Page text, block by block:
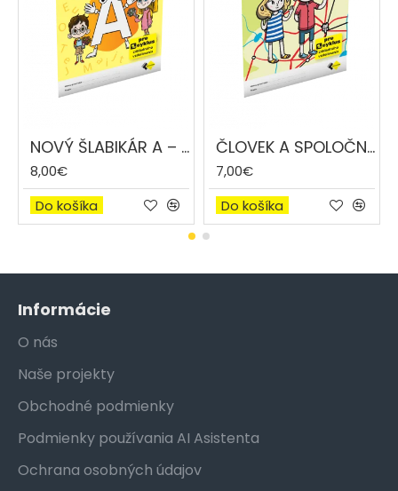
NOVÝ ŠLABIKÁR A – PRÍPRAVNÉ OBDOBIE
8,00€
Do košíka
ČLOVEK A SPOLOČNOSŤ 1
7,00€
Do košíka
Informácie
O nás
Naše projekty
Obchodné podmienky
Podmienky používania AI Asistenta
Ochrana osobných údajov